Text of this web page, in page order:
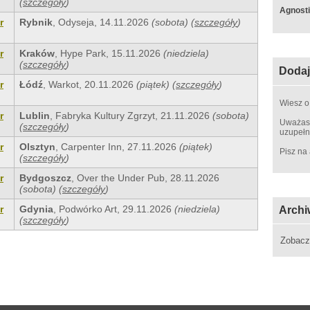
Rybnik, Odyseja 14.11.2026 (sobota) (szczegóły)
Kraków, Hype Park, 15.11.2026 (niedziela)
(szczegóły)
Łódź, Warkot, 20.11.2026 (piątek) (szczegóły)
Lublin Fabryka Kultury Zgrzyt, 21.11.2026 (sobota)
(szczegóły)
Olsztyn Carpenter Inn 27.11.2026 (piątek)
(szczegóły)
Bydgoszcz, Over the Under Pub, 28.11.2026
(sobota) (szczegóły)
Gdynia, Podwórko Art, 29.11.2026 (niedziela)
(szczegóły)
Wiesz
Pisz